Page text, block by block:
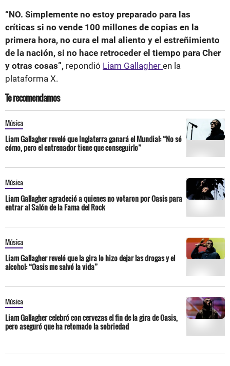
“NO. Simplemente no estoy preparado para las
críticas si no vende 100 millones de copias en la
primera hora, no cura el mal aliento y el estreñimiento
de la nación, si no hace retroceder el tiempo para Cher
y otras cosas”, repondió Liam Gallagher en la
plataforma X.
Te recomendamos
Música
Liam Gallagher reveló que Inglaterra ganará el Mundial: “No sé
cómo, pero el entrenador tiene que conseguirlo”
Música
Liam Gallagher agradeció a quienes no votaron por Oasis para
entrar al Salón de la Fama del Rock
Música
Liam Gallagher reveló que la gira lo hizo dejar las drogas y el
alcohol: “Oasis me salvó la vida”
Música
Liam Gallagher celebró con cervezas el fin de la gira de Oasis,
pero aseguró que ha retomado la sobriedad